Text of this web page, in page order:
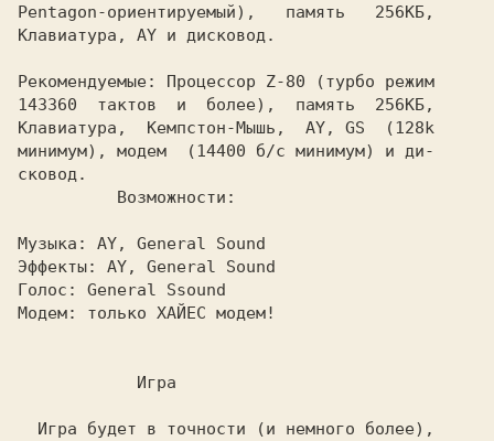
Pentagon-ориентируемый),   память   256КБ,
Клавиатура, AY и дисковод.
Рекомендуемые: Процессор Z-80 (турбо режим
143360  тактов  и  более),  память  256КБ,
Клавиатура,  Кемпстон-Мышь,  AY, GS  (128k
минимум), модем  (14400 б/с минимум) и ди-
Музыка:
Эффекты:
Голос:
Модем: только ХАЙЕС модем!